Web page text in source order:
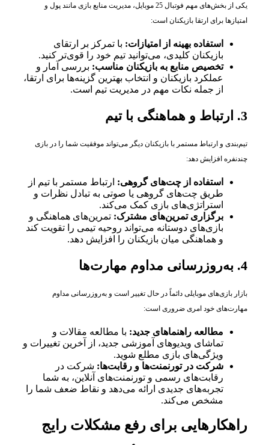
یکی از بخش‌های مهم فوتبال 25 موبایل، مدیریت منابع بازی مانند پول و
امتیازها برای ارتقا بازیکنان است:
استفاده بهینه از امتیازات: با تمرکز بر ارتقای
بازیکنان کلیدی، می‌توانید تیم خود را قوی‌تر کنید.
تخصیص منابع به بازیکنان مناسب: بررسی آمار و
عملکرد بازیکنان و انتخاب بهترین گزینه‌ها برای ارتقا،
از جمله نکات مهم در مدیریت تیم است.
3. ارتباط و هماهنگی با تیم
تیم‌بندی و ارتباط مستمر با بازیکنان دیگر می‌تواند موفقیت شما را در بازی
چندنفره افزایش دهد:
استفاده از چت‌های گروهی: ارتباط مستمر با تیم از
طریق چت‌های گروهی یا صوتی به تبادل نظرات و
استراتژی‌های بازی کمک می‌کند.
برگزاری تمرین‌های مشترک: تمرین‌های هماهنگی و
بازی‌های دوستانه می‌تواند روحیه تیمی را تقویت کند
و هماهنگی میان بازیکنان را افزایش دهد.
4. به‌روزرسانی مداوم مهارت‌ها
بازار بازی‌های موبایلی دائماً در حال تغییر است و به‌روزرسانی مداوم
مهارت‌های خود امری ضروری است:
مطالعه راهنماهای جدید: با مطالعه مقالات و
تماشای ویدیوهای آموزشی جدید، از آخرین تغییرات و
ویژگی‌های بازی مطلع شوید.
شرکت در تورنمنت‌ها و رقابت‌ها: شرکت در
رقابت‌های رسمی و تورنمنت‌های آنلاین، به شما
تجربه‌های جدیدی ارائه می‌دهد و نقاط ضعف شما را
مشخص می‌کند.
راهکارهایی برای رفع مشکلات رایج